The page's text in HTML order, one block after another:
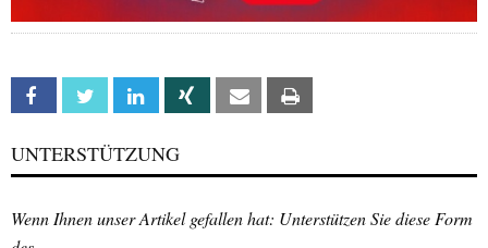
Facebook Twitter Linkedin Xing Email
UNTERSTÜTZUNG
Wenn Ihnen unser Artikel gefallen hat: Unterstützen Sie diese Form